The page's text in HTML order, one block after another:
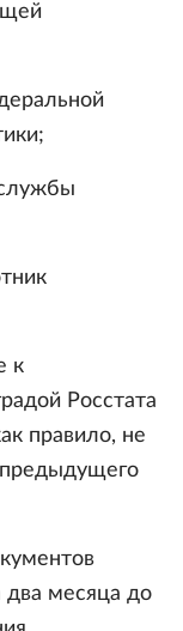
к
Росстата
правило, не
предыдущего
два месяца до